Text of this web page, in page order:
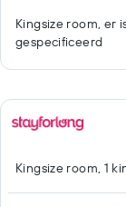
Kingsize room, er
gespecificeerd
Kingsize room, 1